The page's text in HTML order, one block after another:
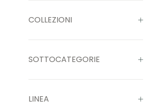
COLLEZIONI
SOTTOCATEGORIE
LINEA